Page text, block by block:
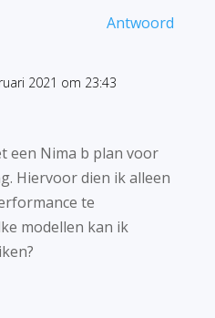
Antwoord
2021 om 23:43
een Nima b plan voor
Hiervoor dien ik alleen
te
modellen kan ik